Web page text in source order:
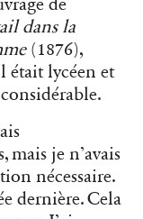
dans la
(1876),
était lycéen et
je n’avais
nécessaire.
dernière. Cela